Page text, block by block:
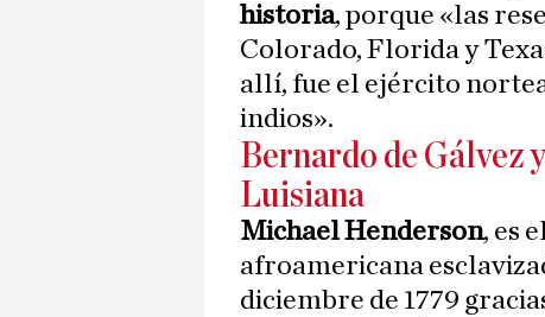
historia, porque «las
Colorado, Florida y
allí, fue el ejército
indios».
Bernardo de Gálvez
Luisiana
Michael Henderson, es
afroamericana
diciembre de 1779